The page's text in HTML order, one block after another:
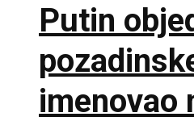
Putin
imenovao